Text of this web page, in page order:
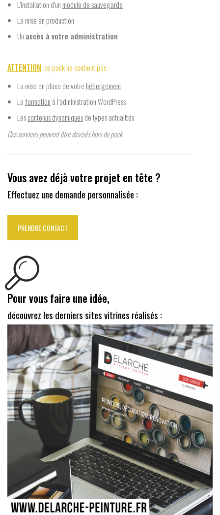
L’installation d’un module de sauvegarde
La mise en production
Un accès à votre administration
ATTENTION, ce pack ne contient pas :
La mise en place de votre hébergement
Laformation à l’administration WordPress
Lescontenus dynamiquesde types actualités
Ces services peuvent être devisés hors du pack.
Vous avez déjà votre projet en tête ?
Effectuez une demande personnalisée :
PRENDRE CONTACT
Pour vous faire une idée,
découvrez les derniers sites vitrines réalisés :